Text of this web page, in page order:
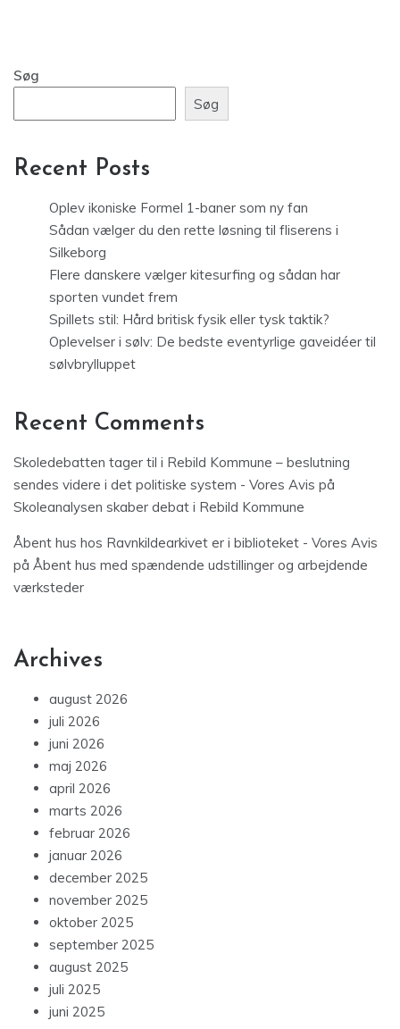
Søg
Søg
Recent Posts
Oplev ikoniske Formel 1-baner som ny fan
Sådan vælger du den rette løsning til fliserens i
Silkeborg
Flere danskere vælger kitesurfing og sådan har
sporten vundet frem
Spillets stil: Hård britisk fysik eller tysk taktik?
Oplevelser i sølv: De bedste eventyrlige gaveidéer til
sølvbrylluppet
Recent Comments
Skoledebatten tager til i Rebild Kommune – beslutning
sendes videre i det politiske system - Vores Avis på
Skoleanalysen skaber debat i Rebild Kommune
Åbent hus hos Ravnkildearkivet er i biblioteket - Vores Avis
på Åbent hus med spændende udstillinger og arbejdende
værksteder
Archives
august 2026
juli 2026
juni 2026
maj 2026
april 2026
marts 2026
februar 2026
januar 2026
december 2025
november 2025
oktober 2025
september 2025
august 2025
juli 2025
juni 2025